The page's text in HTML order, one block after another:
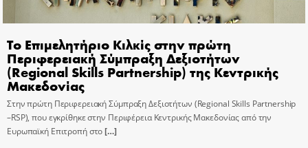
Το Επιμελητήριο Κιλκίς στην πρώτη
Περιφερειακή Σύμπραξη Δεξιοτήτων
(Regional Skills Partnership) της Κεντρικής
Μακεδονίας
Στην πρώτη Περιφερειακή Σύμπραξη Δεξιοτήτων (Regional Skills Partnership
–RSP), που εγκρίθηκε στην Περιφέρεια Κεντρικής Μακεδονίας από την
Ευρωπαϊκή Επιτροπή στο[…]